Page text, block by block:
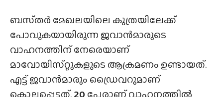
ബസ്‌തർ മേഖലയിലെ കുത്രയിലേക്ക്
പോവുകയായിരുന്ന ജവാൻമാരുടെ
വാഹനത്തിന് നേരെയാണ്
മാവോയിസ്‌റ്റുകളുടെ ആക്രമണം ഉണ്ടായത്.
എട്ട് ജവാൻമാരും ഡ്രൈവറുമാണ്
കൊല്ലപ്പെട്ടത്.20 പേരാണ് വാഹനത്തിൽ